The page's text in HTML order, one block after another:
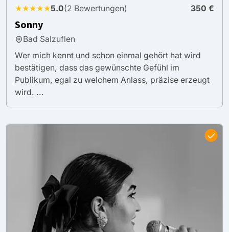
★★★★★5.0(2 Bewertungen) 350 €
Sonny
Bad Salzuflen
Wer mich kennt und schon einmal gehört hat wird
bestätigen, dass das gewünschte Gefühl im
Publikum, egal zu welchem Anlass, präzise erzeugt
wird. ...